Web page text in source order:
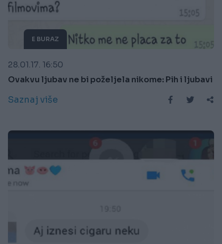
E BURAZ
28.01.17. 16:50
Ovakvu ljubav ne bi poželjela nikome: Pih i ljubavi
Saznaj više